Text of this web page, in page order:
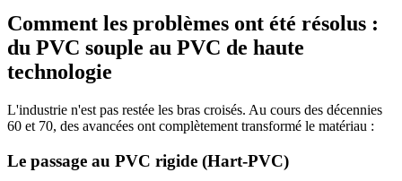
Comment les problèmes ont été résolus :
du PVC souple au PVC de haute
technologie
L'industrie n'est pas restée les bras croisés. Au cours des décennies
60 et 70, des avancées ont complètement transformé le matériau :
Le passage au PVC rigide (Hart-PVC)